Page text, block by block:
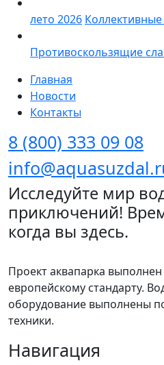
лето 2026
Противоскользящие
Главная
Новости
Контакты
8 (800) 333 09 08
Исследуйте мир
приключений!
когда вы здесь.
Проект аквапарка
европейскому стандарту.
оборудование выполнены
техники.
Навигация